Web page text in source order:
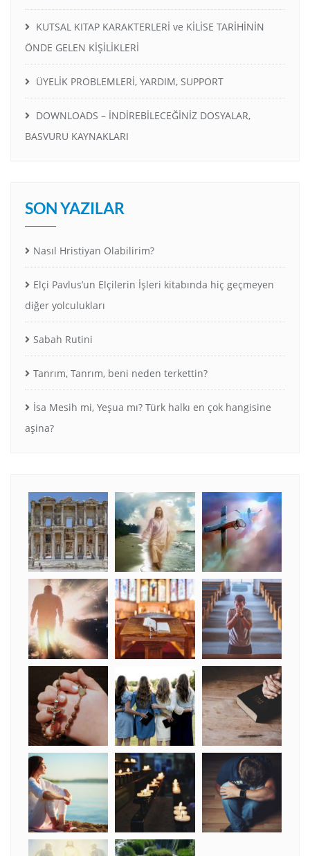
KUTSAL KITAP KARAKTERLERİ ve KİLİSE TARİHİNİN
ÖNDE GELEN KİŞİLİKLERİ
ÜYELİK PROBLEMLERİ, YARDIM, SUPPORT
DOWNLOADS – İNDİREBİLECEĞİNİZ DOSYALAR,
BASVURU KAYNAKLARI
SON YAZILAR
Nasıl Hristiyan Olabilirim?
Elçi Pavlus’un Elçilerin İşleri kitabında hiç geçmeyen
diğer yolculukları
Sabah Rutini
Tanrım, Tanrım, beni neden terkettin?
İsa Mesih mi, Yeşua mı? Türk halkı en çok hangisine
aşina?